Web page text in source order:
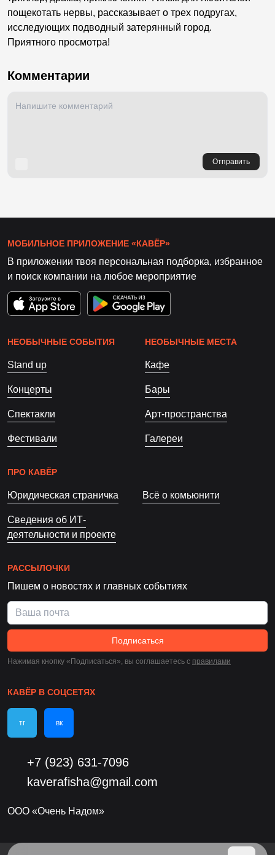
пощекотать нервы, рассказывает о трех подругах,
исследующих подводный затерянный город.
Приятного просмотра!
Комментарии
Отправить
МОБИЛЬНОЕ ПРИЛОЖЕНИЕ «КАВЁР»
В приложении твоя персональная подборка, избранное
и поиск компании на любое мероприятие
НЕОБЫЧНЫЕ СОБЫТИЯ
Stand up
Концерты
Спектакли
Фестивали
НЕОБЫЧНЫЕ МЕСТА
Кафе
Бары
Арт-пространства
Галереи
ПРО КАВЁР
Юридическая страничка Всё о комьюнити
Сведения об ИТ-
деятельности и проекте
РАССЫЛОЧКИ
Пишем о новостях и главных событиях
Подписаться
Нажимая кнопку «Подписаться», вы соглашаетесь c правилами
КАВЁР В СОЦСЕТЯХ
тг вк
+7 (923) 631-7096
kaverafisha@gmail.com
ООО «Очень Надом»